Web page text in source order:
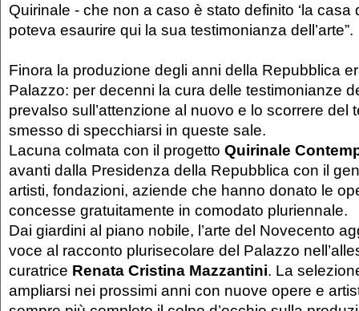
Quirinale - che non a caso è stato definito ‘la casa
poteva esaurire qui la sua testimonianza dell’arte”.
Finora la produzione degli anni della Repubblica
Palazzo: per decenni la cura delle testimonianze
prevalso sull’attenzione al nuovo e lo scorrere del
smesso di specchiarsi in queste sale.
Lacuna colmata con il progetto Quirinale
avanti dalla Presidenza della Repubblica con il
artisti, fondazioni, aziende che hanno donato le
concesse gratuitamente in comodato pluriennale.
Dai giardini al piano nobile, l’arte del Novecento
voce al racconto plurisecolare del Palazzo
curatrice Renata Cristina Mazzantini. La
ampliarsi nei prossimi anni con nuove opere e